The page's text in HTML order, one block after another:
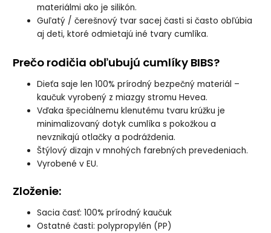
materiálmi ako je silikón.
Guľatý / čerešnový tvar sacej časti si často obľúbia
aj deti, ktoré odmietajú iné tvary cumlíka.
Prečo rodičia obľubujú cumlíky BIBS?
Dieťa saje len 100% prírodný bezpečný materiál –
kaučuk vyrobený z miazgy stromu Hevea.
Vďaka špeciálnemu klenutému tvaru krúžku je
minimalizovaný dotyk cumlíka s pokožkou a
nevznikajú otlačky a podráždenia.
Štýlový dizajn v mnohých farebných prevedeniach.
Vyrobené v EU.
Zloženie:
Sacia časť: 100% prírodný kaučuk
Ostatné časti: polypropylén (PP)